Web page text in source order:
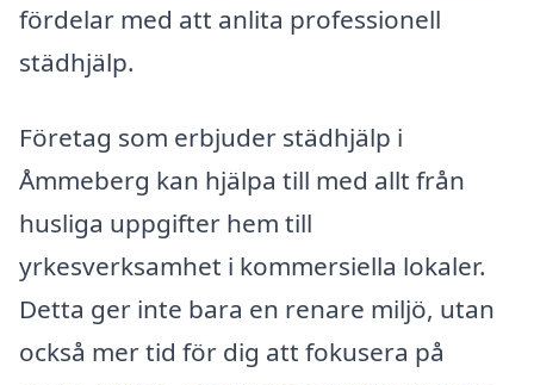
fördelar med att anlita professionell
städhjälp.
Företag som erbjuder städhjälp i
Åmmeberg kan hjälpa till med allt från
husliga uppgifter hem till
yrkesverksamhet i kommersiella lokaler.
Detta ger inte bara en renare miljö, utan
också mer tid för dig att fokusera på